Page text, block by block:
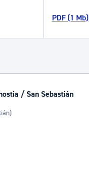
PDF (1 Mb)
/ San Sebastián